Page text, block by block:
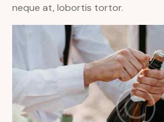
neque at, lobortis tortor.